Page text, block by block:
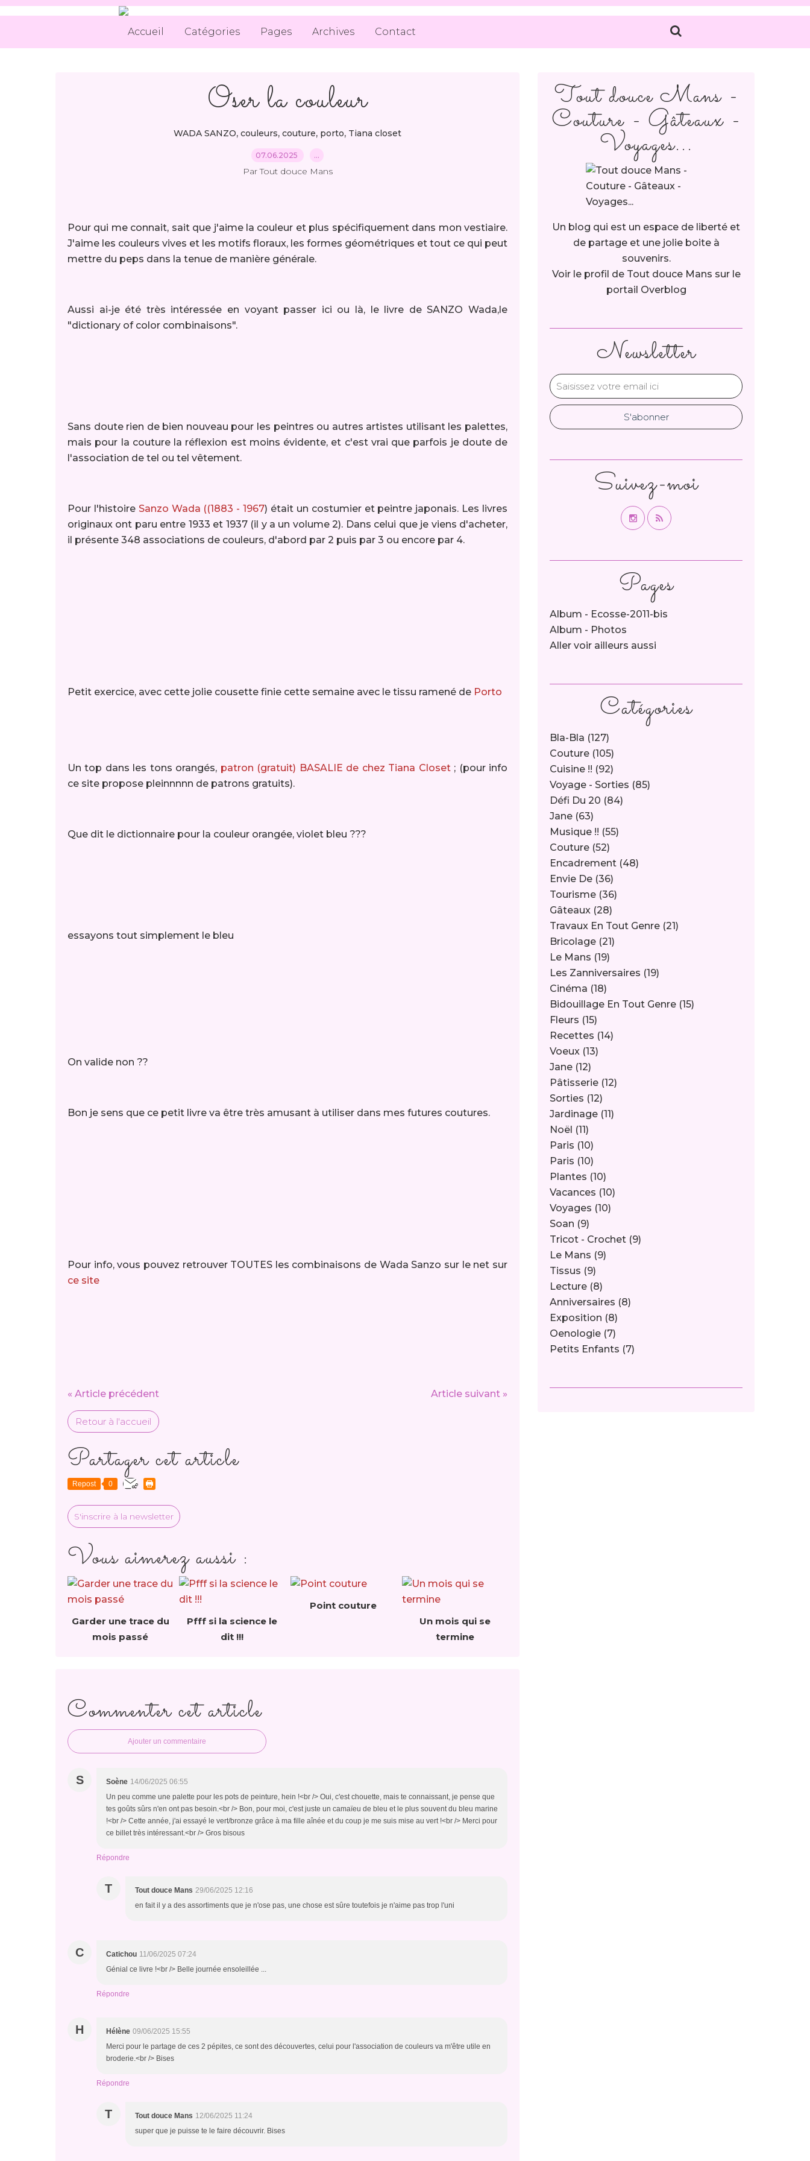
Accueil Catégories Pages Archives Contact
Oser la couleur
WADA SANZO, couleurs, couture, porto, Tiana closet
07.06.2025 …
Par Tout douce Mans
Pour qui me connait, sait que j'aime la couleur et plus spécifiquement dans mon vestiaire.
J'aime les couleurs vives et les motifs floraux, les formes géométriques et tout ce qui peut
mettre du peps dans la tenue de manière générale.
Aussi ai-je été très intéressée en voyant passer ici ou là, le livre de SANZO Wada,le
"dictionary of color combinaisons".
Sans doute rien de bien nouveau pour les peintres ou autres artistes utilisant les palettes,
mais pour la couture la réflexion est moins évidente, et c'est vrai que parfois je doute de
l'association de tel ou tel vêtement.
Pour l'histoire Sanzo Wada ((1883 - 1967) était un costumier et peintre japonais. Les livres
originaux ont paru entre 1933 et 1937 (il y a un volume 2). Dans celui que je viens d'acheter,
il présente 348 associations de couleurs, d'abord par 2 puis par 3 ou encore par 4.
Petit exercice, avec cette jolie cousette finie cette semaine avec le tissu ramené de Porto
Un top dans les tons orangés, patron (gratuit) BASALIE de chez Tiana Closet; (pour info
ce site propose pleinnnnn de patrons gratuits).
Que dit le dictionnaire pour la couleur orangée, violet bleu ???
essayons tout simplement le bleu
On valide non ??
Bon je sens que ce petit livre va être très amusant à utiliser dans mes futures coutures.
Pour info, vous pouvez retrouver TOUTES les combinaisons de Wada Sanzo sur le net sur
ce site
« Article précédent Article suivant »
Retour à l'accueil
Partager cet article
Repost 0
S'inscrire à la newsletter
Vous aimerez aussi :
Garder une trace du
mois passé
Pfff si la science le
dit !!!
Point couture
Un mois qui se
termine
Commenter cet article
Ajouter un commentaire
S Soène 14/06/2025 06:55
Un peu comme une palette pour les pots de peinture, hein !<br /> Oui, c'est chouette, mais te connaissant, je pense que
tes goûts sûrs n'en ont pas besoin.<br /> Bon, pour moi, c'est juste un camaïeu de bleu et le plus souvent du bleu marine
!<br /> Cette année, j'ai essayé le vert/bronze grâce à ma fille aînée et du coup je me suis mise au vert !<br /> Merci pour
ce billet très intéressant.<br /> Gros bisous
Répondre
T Tout douce Mans 29/06/2025 12:16
en fait il y a des assortiments que je n'ose pas, une chose est sûre toutefois je n'aime pas trop l'uni
C Catichou 11/06/2025 07:24
Génial ce livre !<br /> Belle journée ensoleillée ...
Répondre
H Hélène 09/06/2025 15:55
Merci pour le partage de ces 2 pépites, ce sont des découvertes, celui pour l'association de couleurs va m'être utile en
broderie.<br /> Bises
Répondre
T Tout douce Mans 12/06/2025 11:24
super que je puisse te le faire découvrir. Bises
Newsletter
Catégories
Bla-Bla (127)
Couture (105)
Cuisine !! (92)
Voyage - Sorties (85)
Défi Du 20 (84)
Jane (63)
Musique !! (55)
Couture (52)
Encadrement (48)
Envie De (36)
Tourisme (36)
Gâteaux (28)
Travaux En Tout Genre (21)
Bricolage (21)
Le Mans (19)
Les Zanniversaires (19)
Cinéma (18)
Bidouillage En Tout Genre (15)
Fleurs (15)
Recettes (14)
Voeux (13)
Jane (12)
Pâtisserie (12)
Sorties (12)
Jardinage (11)
Noël (11)
Paris (10)
Paris (10)
Plantes (10)
Vacances (10)
Voyages (10)
Soan (9)
Tricot - Crochet (9)
Le Mans (9)
Tissus (9)
Lecture (8)
Anniversaires (8)
Exposition (8)
Oenologie (7)
Petits Enfants (7)
Pages
Album - Ecosse-2011-bis
Album - Photos
Aller voir ailleurs aussi
Tout douce Mans -
Couture - Gâteaux -
Voyages...
Un blog qui est un espace de liberté et
de partage et une jolie boite à
souvenirs.
Voir le profil de Tout douce Mans sur le
portail Overblog
Suivez-moi